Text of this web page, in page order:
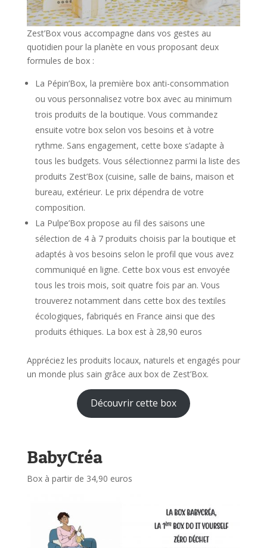
Zest’Box vous accompagne dans vos gestes au
quotidien pour la planète en vous proposant deux
formules de box :
La Pépin’Box, la première box anti-consommation
ou vous personnalisez votre box avec au minimum
trois produits de la boutique. Vous commandez
ensuite votre box selon vos besoins et à votre
rythme. Sans engagement, cette boxe s’adapte à
tous les budgets. Vous sélectionnez parmi la liste des
produits Zest’Box (cuisine, salle de bains, maison et
bureau, extérieur. Le prix dépendra de votre
composition.
La Pulpe’Box propose au fil des saisons une
sélection de 4 à 7 produits choisis par la boutique et
adaptés à vos besoins selon le profil que vous avez
communiqué en ligne. Cette box vous est envoyée
tous les trois mois, soit quatre fois par an. Vous
trouverez notamment dans cette box des textiles
écologiques, fabriqués en France ainsi que des
produits éthiques. La box est à 28,90 euros
Appréciez les produits locaux, naturels et engagés pour
un monde plus sain grâce aux box de Zest’Box.
Découvrir cette box
BabyCréa
Box à partir de 34,90 euros